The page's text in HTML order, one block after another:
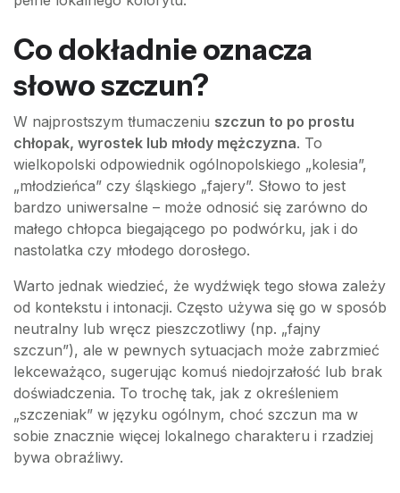
Co dokładnie oznacza
słowo szczun?
W najprostszym tłumaczeniu szczun to po prostu
chłopak, wyrostek lub młody mężczyzna. To
wielkopolski odpowiednik ogólnopolskiego „kolesia”,
„młodzieńca” czy śląskiego „fajery”. Słowo to jest
bardzo uniwersalne – może odnosić się zarówno do
małego chłopca biegającego po podwórku, jak i do
nastolatka czy młodego dorosłego.
Warto jednak wiedzieć, że wydźwięk tego słowa zależy
od kontekstu i intonacji. Często używa się go w sposób
neutralny lub wręcz pieszczotliwy (np. „fajny
szczun”), ale w pewnych sytuacjach może zabrzmieć
lekceważąco, sugerując komuś niedojrzałość lub brak
doświadczenia. To trochę tak, jak z określeniem
„szczeniak” w języku ogólnym, choć szczun ma w
sobie znacznie więcej lokalnego charakteru i rzadziej
bywa obraźliwy.